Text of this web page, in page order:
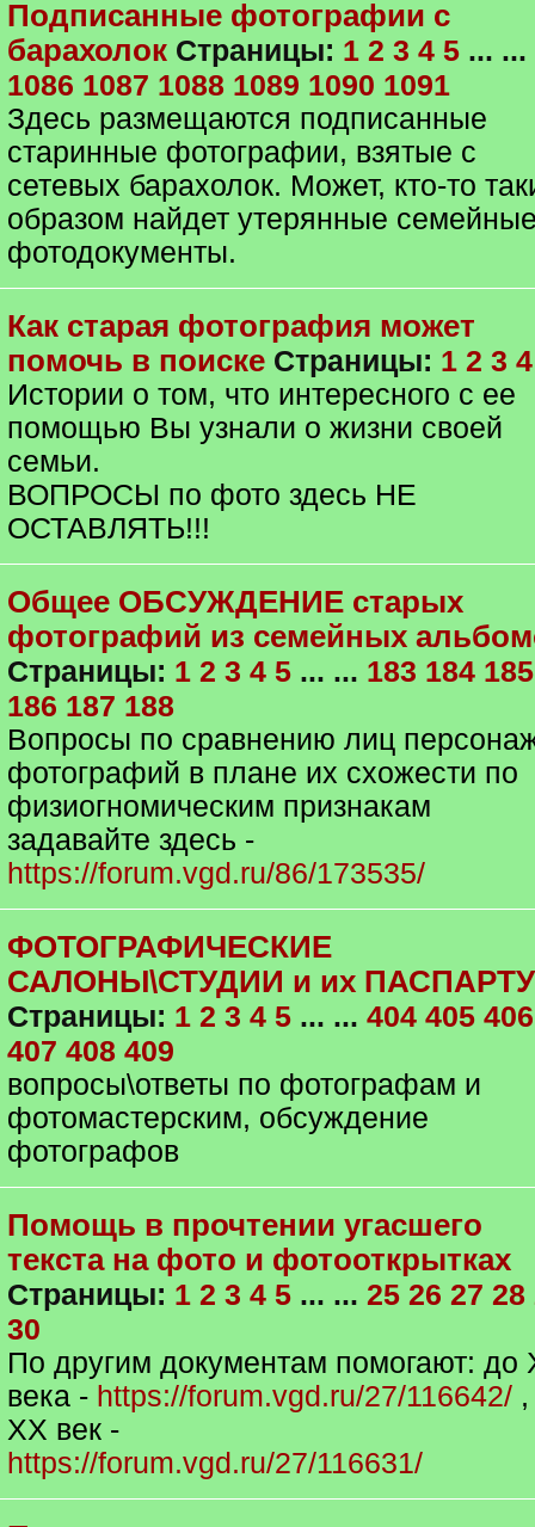
Подписанные фотографии с
барахолок Страницы: 1 2 3 4 5 ... ...
1086 1087 1088 1089 1090 1091
Здесь размещаются подписанные
старинные фотографии, взятые с
сетевых барахолок. Может, кто-то
образом найдет утерянные
фотодокументы.
Как старая фотография может
помочь в поиске Страницы: 1 2 3 4
Истории о том, что интересного с ее
помощью Вы узнали о жизни своей
семьи.
ВОПРОСЫ по фото здесь НЕ
ОСТАВЛЯТЬ!!!
Общее ОБСУЖДЕНИЕ старых
фотографий из семейных
Страницы: 1 2 3 4 5 ... ... 183 184 185
186 187 188
Вопросы по сравнению лиц
фотографий в плане их схожести по
физиогномическим признакам
задавайте здесь -
https://forum.vgd.ru/86/173535/
ФОТОГРАФИЧЕСКИЕ
САЛОНЫ\СТУДИИ и их ПАСПАРТУ
Страницы: 1 2 3 4 5 ... ... 404 405 406
407 408 409
вопросы\ответы по фотографам и
фотомастерским, обсуждение
фотографов
Помощь в прочтении угасшего
текста на фото и фотооткрытках
Страницы: 1 2 3 4 5 ... ... 25 26 27 28
30
По другим документам помогают: до
века - https://forum.vgd.ru/27/116642/ ,
ХХ век -
https://forum.vgd.ru/27/116631/